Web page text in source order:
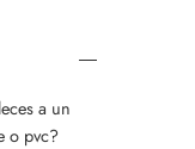
a un
o pvc?